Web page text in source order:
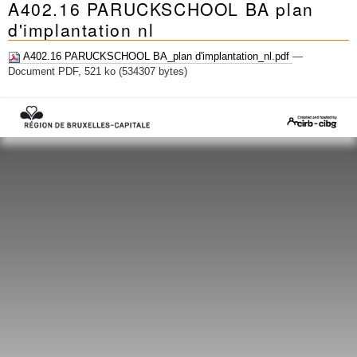
Mots-clés
Renseignements urbanistiques
A402.16 PARUCKSCHOOL BA plan
d'implantation nl
A402.16 PARUCKSCHOOL BA_plan d'implantation_nl.pdf —
Document PDF, 521 ko (534307 bytes)